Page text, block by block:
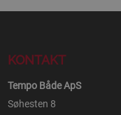
KONTAKT
Tempo Både ApS
Søhesten 8